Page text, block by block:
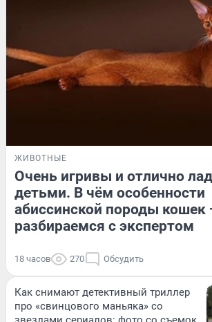
ЖИВОТНЫЕ
Очень игривы и отлично
детьми. В чём особенности
абиссинской породы кошек
разбираемся с экспертом
18 часов 270 Обсудить
Как снимают детективный триллер
про «свинцового маньяка» со